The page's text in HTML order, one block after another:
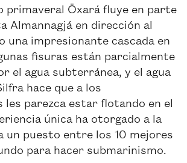
primaveral Öxará fluye en parte
Almannagjá en dirección al
una impresionante cascada en
fisuras están parcialmente
el agua subterránea, y el agua
hace que a los
parezca estar flotando en el
única ha otorgado a la
un puesto entre los 10 mejores
para hacer submarinismo.